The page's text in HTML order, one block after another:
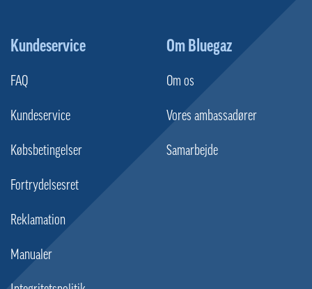
Kundeservice
FAQ
Kundeservice
Købsbetingelser
Fortrydelsesret
Reklamation
Manualer
Om Bluegaz
Om os
Vores ambassadører
Samarbejde